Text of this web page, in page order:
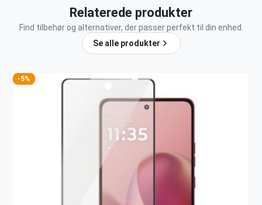
Relaterede produkter
Find tilbehør og alternativer, der passer perfekt til din enhed.
Se alle produkter
-5%